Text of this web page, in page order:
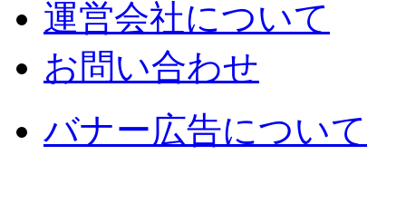
運営会社について
お問い合わせ
バナー広告について